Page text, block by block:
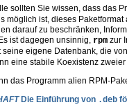
sollten Sie wissen, dass das
möglich ist, dieses
darauf zu beschränken,
ist dagegen unsinnig, rpm zur
seine eigene Datenbank, die
eine stabile Koexistenz
das Programm alien RPM-
Die Einführung von .deb